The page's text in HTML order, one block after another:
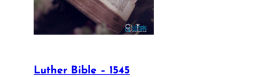
Luther Bible – 1545